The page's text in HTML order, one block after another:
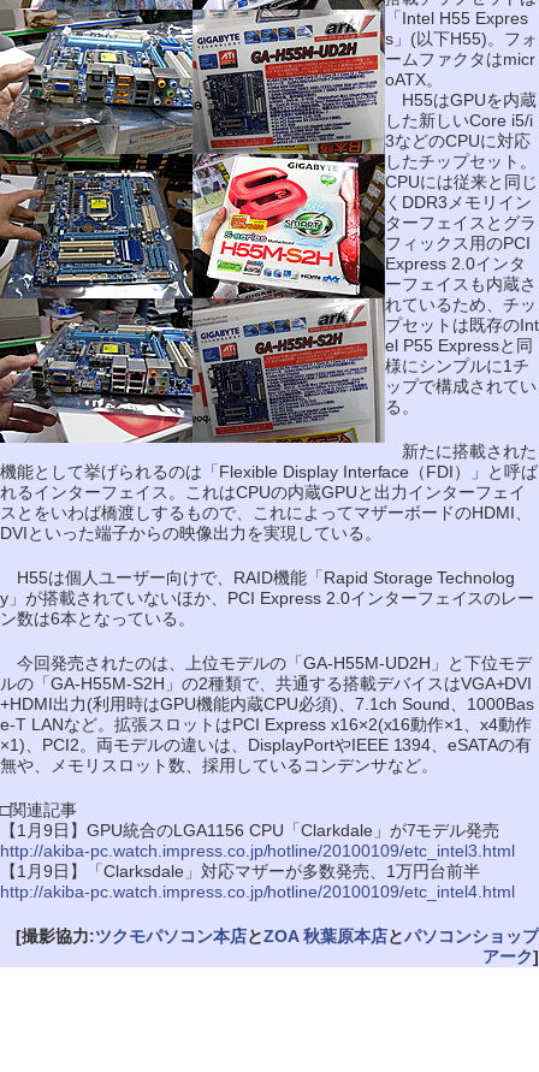
「Intel H55 Expres
s」(以下H55)。フォ
ームファクタはmicr
oATX。
H55はGPUを内蔵
した新しいCore i5/i
3などのCPUに対応
したチップセット。
CPUには従来と同じ
くDDR3メモリイン
ターフェイスとグラ
フィックス用のPCI
Express 2.0インタ
ーフェイスも内蔵さ
れているため、チッ
プセットは既存のInt
el P55 Expressと同
様にシンプルに1チ
ップで構成されてい
る。
新たに搭載された
機能として挙げられるのは「Flexible Display Interface（FDI）」と呼ば
れるインターフェイス。これはCPUの内蔵GPUと出力インターフェイ
スとをいわば橋渡しするもので、これによってマザーボードのHDMI、
DVIといった端子からの映像出力を実現している。
H55は個人ユーザー向けで、RAID機能「Rapid Storage Technolog
y」が搭載されていないほか、PCI Express 2.0インターフェイスのレー
ン数は6本となっている。
今回発売されたのは、上位モデルの「GA-H55M-UD2H」と下位モデ
ルの「GA-H55M-S2H」の2種類で、共通する搭載デバイスはVGA+DVI
+HDMI出力(利用時はGPU機能内蔵CPU必須)、7.1ch Sound、1000Bas
e-T LANなど。拡張スロットはPCI Express x16×2(x16動作×1、x4動作
×1)、PCI2。両モデルの違いは、DisplayPortやIEEE 1394、eSATAの有
無や、メモリスロット数、採用しているコンデンサなど。
□関連記事
【1月9日】GPU統合のLGA1156 CPU「Clarkdale」が7モデル発売
http://akiba-pc.watch.impress.co.jp/hotline/20100109/etc_intel3.html
【1月9日】「Clarksdale」対応マザーが多数発売、1万円台前半
http://akiba-pc.watch.impress.co.jp/hotline/20100109/etc_intel4.html
[撮影協力:ツクモパソコン本店とZOA 秋葉原本店とパソコンショップ
アーク]